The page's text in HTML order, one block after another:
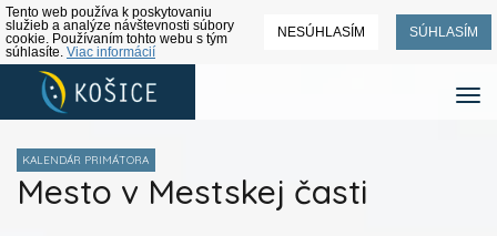
Tento web používa k poskytovaniu
služieb a analýze návštevnosti súbory
cookie. Používaním tohto webu s tým
súhlasíte. Viac informácií
NESÚHLASÍM SÚHLASÍM
KALENDÁR PRIMÁTORA
Mesto v Mestskej časti